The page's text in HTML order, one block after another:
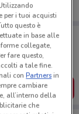
vicino a te,
comodamente
per i tuoi acquisti
questo è
in base alle
collegate,
fare questo,
a tale fine.
conPartnersin
cambiare
all’interno della
che